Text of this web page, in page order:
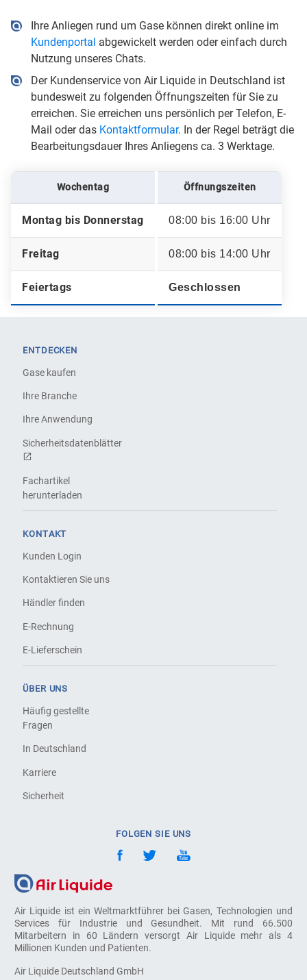
Ihre Anliegen rund um Gase können direkt online im
Kundenportal abgewickelt werden oder einfach durch
Nutzung unseres Chats.
Der Kundenservice von Air Liquide in Deutschland ist
bundesweit zu folgenden Öffnungszeiten für Sie zu
erreichen. Sie erreichen uns persönlich per Telefon, E-
Mail oder das Kontaktformular. In der Regel beträgt die
Bearbeitungsdauer Ihres Anliegens ca. 3 Werktage.
Wochentag Öffnungszeiten
Montag bis Donnerstag 08:00 bis 16:00 Uhr
Freitag 08:00 bis 14:00 Uhr
Feiertags Geschlossen
Air Liquide ist ein Weltmarktführer bei Gasen, Technologien und
Services für Industrie und Gesundheit. Mit rund 66.500
Mitarbeitern in 60 Ländern versorgt Air Liquide mehr als 4
Millionen Kunden und Patienten.
Air Liquide Deutschland GmbH
ENTDECKEN
Gase kaufen
Ihre Branche
Ihre Anwendung
Sicherheitsdatenblätter
Fachartikel
herunterladen
KONTAKT
Kunden Login
Kontaktieren Sie uns
Händler finden
E-Rechnung
E-Lieferschein
ÜBER UNS
Häufig gestellte
Fragen
In Deutschland
Karriere
Sicherheit
FOLGEN SIE UNS